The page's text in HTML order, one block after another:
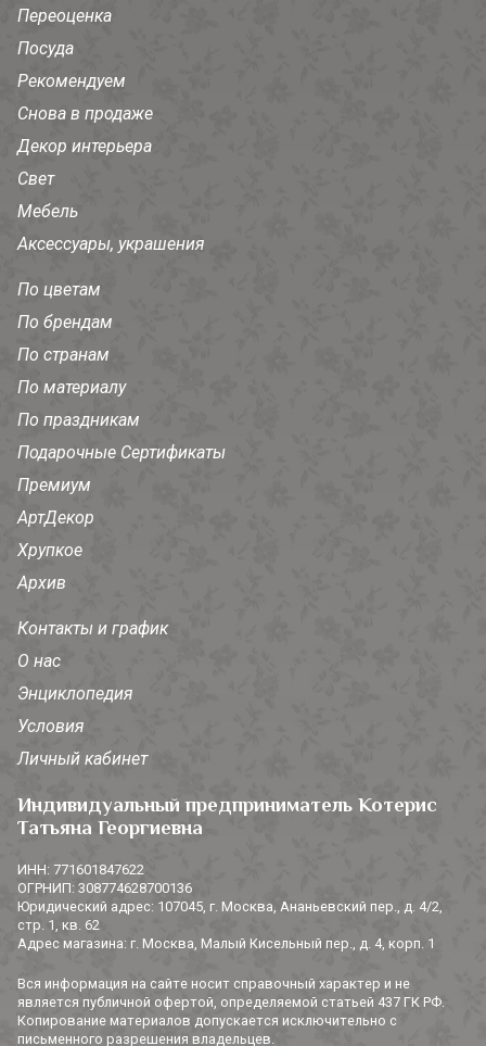
Переоценка
Посуда
Рекомендуем
Снова в продаже
Декор интерьера
Свет
Мебель
Аксессуары, украшения
По цветам
По брендам
По странам
По материалу
По праздникам
Подарочные Сертификаты
Премиум
АртДекор
Хрупкое
Архив
Контакты и график
О нас
Энциклопедия
Условия
Личный кабинет
Индивидуальный предприниматель Котерис
Татьяна Георгиевна
ИНН: 771601847622
ОГРНИП: 308774628700136
Юридический адрес: 107045, г. Москва, Ананьевский пер., д. 4/2,
стр. 1, кв. 62
Адрес магазина: г. Москва, Малый Кисельный пер., д. 4, корп. 1
Вся информация на сайте носит справочный характер и не
является публичной офертой, определяемой статьей 437 ГК РФ.
Копирование материалов допускается исключительно с
письменного разрешения владельцев.